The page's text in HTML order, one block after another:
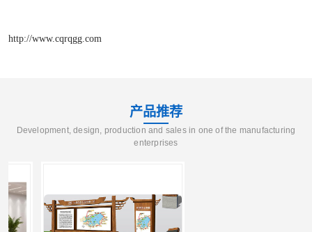
http://www.cqrqgg.com
产品推荐
Development, design, production and sales in one of the manufacturing
enterprises